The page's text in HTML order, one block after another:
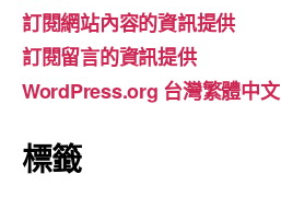
o
o
k
m b
e
訂閱網站內容的資訊提供
訂閱留言的資訊提供
WordPress.org 台灣繁體中文
標籤